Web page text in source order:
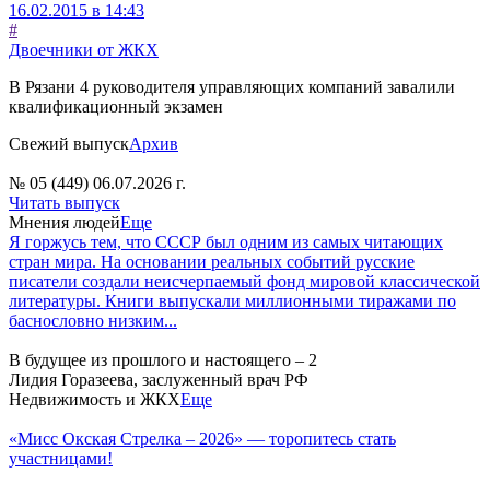
16.02.2015 в 14:43
#
Двоечники от ЖКХ
В Рязани 4 руководителя управляющих компаний завалили
квалификационный экзамен
Свежий выпускАрхив
№ 05 (449) 06.07.2026 г.
Читать выпуск
Мнения людейЕще
Я горжусь тем, что СССР был одним из самых читающих
стран мира. На основании реальных событий русские
писатели создали неисчерпаемый фонд мировой классической
литературы. Книги выпускали миллионными тиражами по
баснословно низким...
В будущее из прошлого и настоящего – 2
Лидия Горазеева, заслуженный врач РФ
Недвижимость и ЖКХЕще
«Мисс Окская Стрелка – 2026» — торопитесь стать
участницами!